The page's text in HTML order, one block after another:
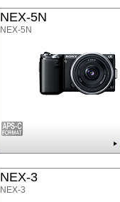
NEX-5N
NEX-5N
NEX-3
NEX-3